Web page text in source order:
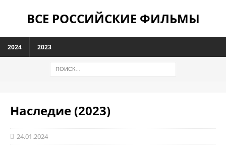
ВСЕ РОССИЙСКИЕ ФИЛЬМЫ
2024 2023
Наследие (2023)
24.01.2024